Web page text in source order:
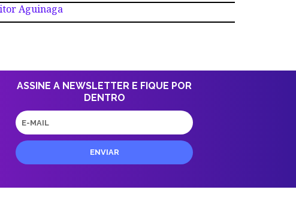
Aguinaga
ASSINE A NEWSLETTER E FIQUE POR
DENTRO
E-
mail
ENVIAR